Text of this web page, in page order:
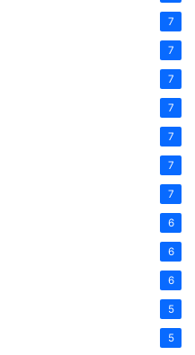
7
7
7
7
7
7
7
6
6
6
5
5